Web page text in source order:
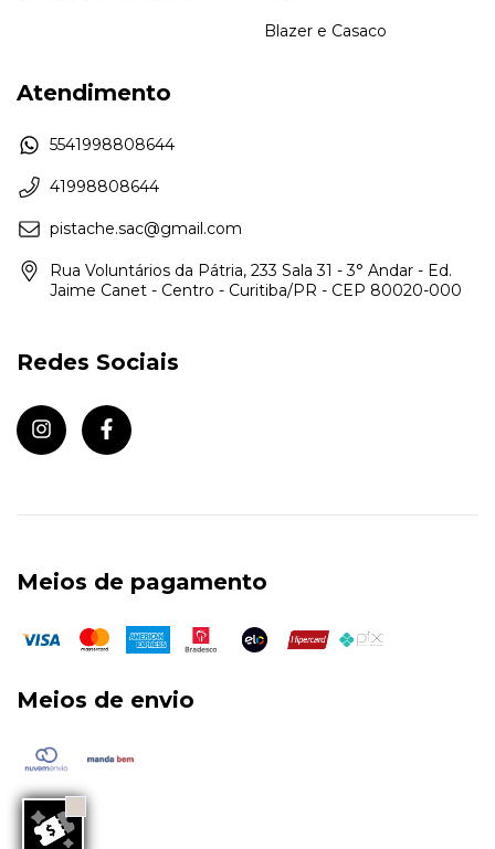
Blazer e Casaco
Atendimento
5541998808644
41998808644
pistache.sac@gmail.com
Rua Voluntários da Pátria, 233 Sala 31 - 3° Andar - Ed.
Jaime Canet - Centro - Curitiba/PR - CEP 80020-000
Redes Sociais
Meios de pagamento
Meios de envio